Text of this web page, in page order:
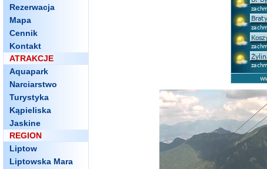
Rezerwacja
Mapa
Cennik
Kontakt
ATRAKCJE
Aquapark
Narciarstwo
Turystyka
Kąpieliska
Jaskine
REGION
Liptow
Liptowska Mara